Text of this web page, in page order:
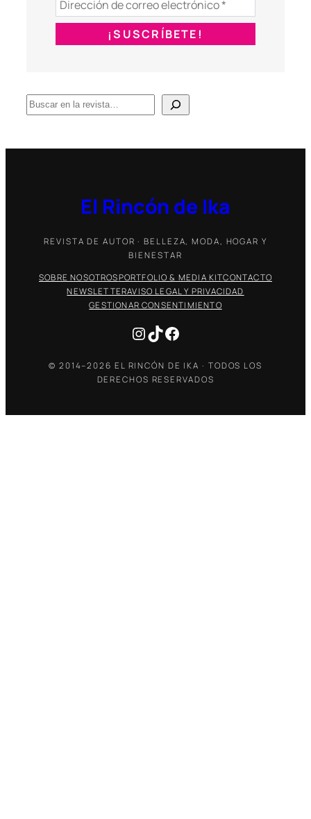
B
u
c
El Rincón de Ika
REVISTA DE AUTOR · BELLEZA, MODA, HOGAR Y
BIENESTAR
SOBRE NOSOTROSPORTFOLIO & MEDIA KITCONTACTO
NEWSLETTERAVISO LEGAL Y PRIVACIDAD
GESTIONAR CONSENTIMIENTO
Instagram
TikTokFacebook
© 2014–2026 EL RINCÓN DE IKA · TODOS LOS
DERECHOS RESERVADOS